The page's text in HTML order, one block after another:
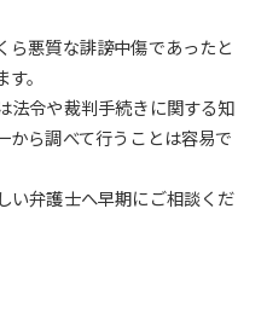
ら悪質な誹謗中傷であったと
。
法令や裁判手続きに関する知
から調べて行うことは容易で
い弁護士へ早期にご相談くだ